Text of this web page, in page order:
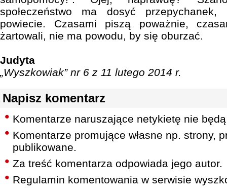
społeczeństwo ma dosyć
powiecie. Czasami piszą poważnie,
żartowali, nie ma powodu, by się oburzać.
Judyta
„Wyszkowiak” nr 6 z 11 lutego 2014 r.
Napisz komentarz
Komentarze naruszające netykietę nie
Komentarze promujące własne np. strony,
publikowane.
Za treść komentarza odpowiada jego autor.
Regulamin komentowania w serwisie